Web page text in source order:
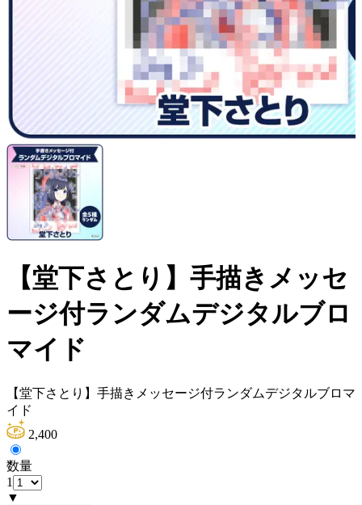
【堂下さとり】手描きメッセ
ージ付ランダムデジタルブロ
マイド
【堂下さとり】手描きメッセージ付ランダムデジタルブロマ
イド
2,400
数量
1
▼